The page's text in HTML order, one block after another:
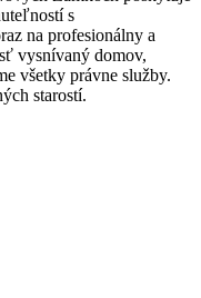
s
na profesionálny a
vysnívaný domov,
všetky právne služby.
starostí.